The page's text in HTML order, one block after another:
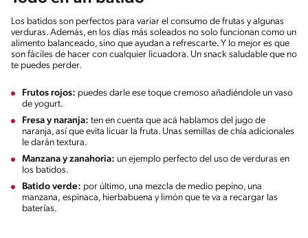
Los batidos son perfectos para variar el consumo de frutas y algunas
verduras. Además, en los días más soleados no solo funcionan como un
alimento balanceado, sino que ayudan a refrescarte. Y lo mejor es que
son fáciles de hacer con cualquier licuadora. Un snack saludable que no
te puedes perder.
Frutos rojos: puedes darle ese toque cremoso añadiéndole un vaso
de yogurt.
Fresa y naranja: ten en cuenta que acá hablamos del jugo de
naranja, así que evita licuar la fruta. Unas semillas de chía adicionales
le darán textura.
Manzana y zanahoria: un ejemplo perfecto del uso de verduras en
los batidos.
Batido verde: por último, una mezcla de medio pepino, una
manzana, espinaca, hierbabuena y limón que te va a recargar las
baterías.